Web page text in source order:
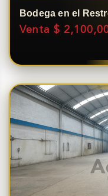
Bodega en el
Venta $